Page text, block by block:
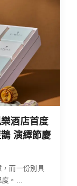
酒店首度
演繹節慶
而一份別具
。...